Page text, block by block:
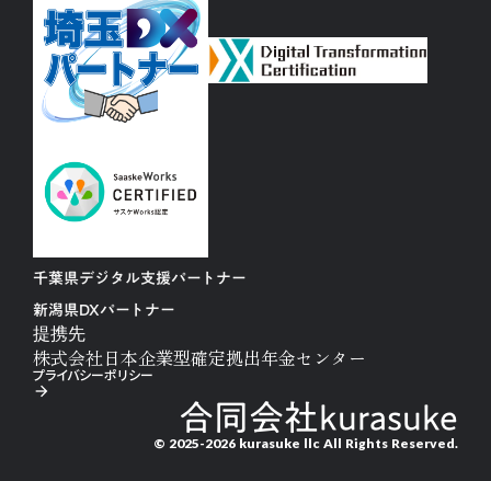
千葉県デジタル支援パートナー
新潟県DXパートナー
提携先
株式会社日本企業型確定拠出年金センター
合同会社kurasuke
© 2025-2026 kurasuke llc All Rights Reserved.
プライバシーポリシー
arrow_forward